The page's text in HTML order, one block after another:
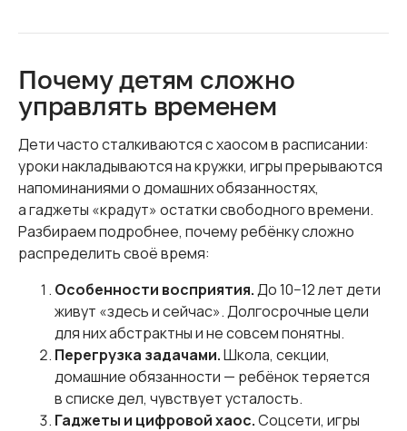
Почему детям сложно
управлять временем
Дети часто сталкиваются с хаосом в расписании:
уроки накладываются на кружки, игры прерываются
напоминаниями о домашних обязанностях,
а гаджеты «крадут» остатки свободного времени.
Разбираем подробнее, почему ребёнку сложно
распределить своё время:
Особенности восприятия.До 10−12 лет дети
живут «здесь и сейчас». Долгосрочные цели
для них абстрактны и не совсем понятны.
Перегрузка задачами.Школа, секции,
домашние обязанности — ребёнок теряется
в списке дел, чувствует усталость.
Гаджеты и цифровой хаос.Соцсети, игры